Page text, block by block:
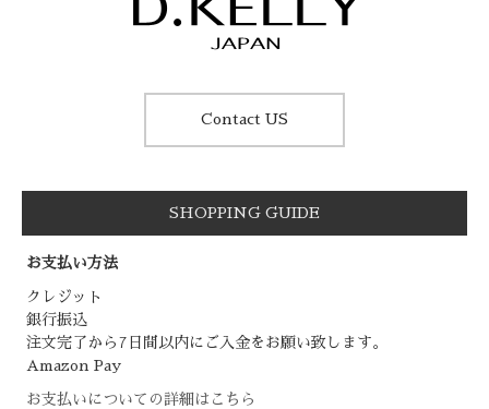
Contact US
SHOPPING GUIDE
お支払い方法
クレジット
銀行振込
注文完了から7日間以内にご入金をお願い致します。
Amazon Pay
お支払いについての詳細はこちら